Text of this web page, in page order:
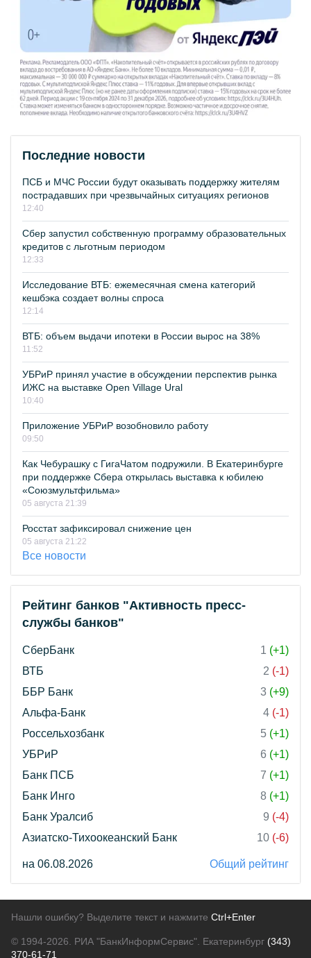
Последние новости
ПСБ и МЧС России будут оказывать поддержку жителям
пострадавших при чрезвычайных ситуациях регионов
12:40
Сбер запустил собственную программу образовательных
кредитов с льготным периодом
12:33
Исследование ВТБ: ежемесячная смена категорий
кешбэка создает волны спроса
12:14
ВТБ: объем выдачи ипотеки в России вырос на 38%
11:52
УБРиР принял участие в обсуждении перспектив рынка
ИЖС на выставке Open Village Ural
10:40
Приложение УБРиР возобновило работу
09:50
Как Чебурашку с ГигаЧатом подружили. В Екатеринбурге
при поддержке Сбера открылась выставка к юбилею
«Союзмультфильма»
05 августа 21:39
Росстат зафиксировал снижение цен
05 августа 21:22
Все новости
Рейтинг банков "Активность пресс-
службы банков"
СберБанк 1 (+1)
ВТБ
2 (-1)
ББР Банк
3 (+9)
Альфа-Банк
4 (-1)
Россельхозбанк
5 (+1)
УБРиР
6 (+1)
Банк ПСБ
7 (+1)
Банк Инго
8 (+1)
Банк Уралсиб
9 (-4)
Азиатско-Тихоокеанский Банк
10 (-6)
на 06.08.2026 Общий рейтинг
Нашли ошибку? Выделите текст и нажмите Ctrl+Enter
© 1994-2026. РИА "БанкИнформСервис". Екатеринбург (343)
370-61-71